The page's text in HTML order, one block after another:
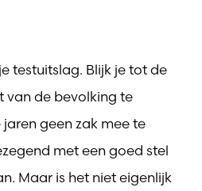
testuitslag. Blijk je tot de
van de bevolking te
jaren geen zak mee te
met een goed stel
Maar is het niet eigenlijk